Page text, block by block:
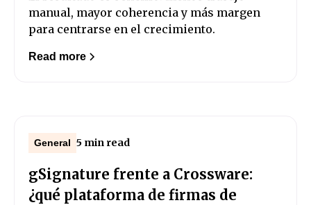
manual, mayor coherencia y más margen
para centrarse en el crecimiento.
Read more
General 5 min read
gSignature frente a Crossware:
¿qué plataforma de firmas de